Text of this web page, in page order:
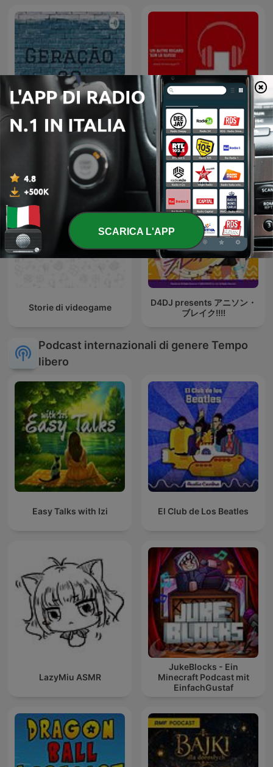
Geração 90
Un autre regard sur la
Suisse
Storie di videogame
D4DJ presents アニソン・
ブレイク!!!!
Podcast internazionali di genere Tempo
libero
Easy Talks with Izi El Club de Los Beatles
LazyMiu ASMR
JukeBlocks - Ein
Minecraft Podcast mit
EinfachGustaf
SCARICA L'APP